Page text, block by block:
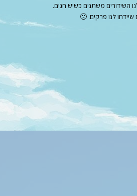
השידורים משתנים כשיש חגים.
לנו פרקים. 🙁